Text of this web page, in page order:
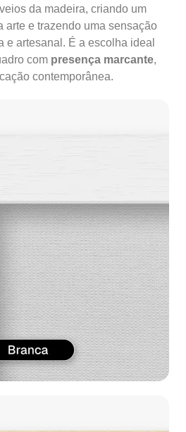
da madeira, criando um
arte e trazendo uma sensação
e artesanal. É a escolha ideal
com presença marcante,
contemporânea.